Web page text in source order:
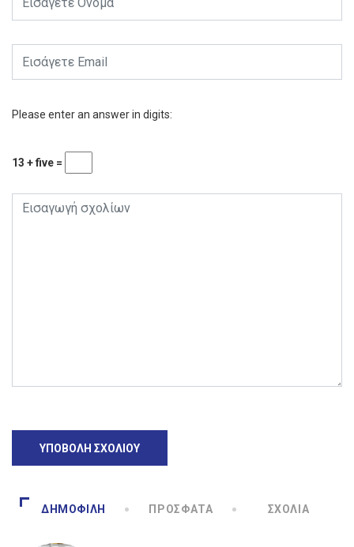
Please enter an answer in digits:
13 + five =
ΔΗΜΟΦΙΛΉ ΠΡΌΣΦΑΤΑ ΣΧΌΛΙΑ